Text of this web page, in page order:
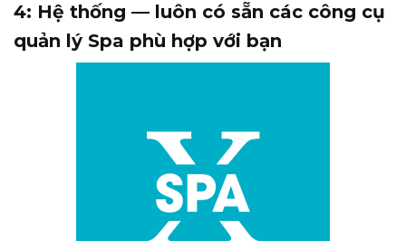
4: Hệ thống — luôn có sẵn các công cụ
quản lý Spa phù hợp với bạn